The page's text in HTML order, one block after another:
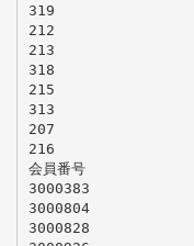
319
212
213
318
215
313
207
216
会員番号
3000383
3000804
3000828